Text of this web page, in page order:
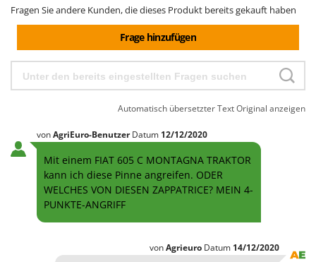
Fragen Sie andere Kunden, die dieses Produkt bereits gekauft haben
Frage hinzufügen
Automatisch übersetzter TextOriginal anzeigen
vonAgriEuro-BenutzerDatum 12/12/2020
Mit einem FIAT 605 C MONTAGNA TRAKTOR
kann ich diese Pinne angreifen. ODER
WELCHES VON DIESEN ZAPPATRICE? MEIN 4-
PUNKTE-ANGRIFF
vonAgrieuro Datum 14/12/2020